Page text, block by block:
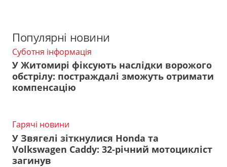
Популярні новини
Суботня інформація
У Житомирі фіксують наслідки ворожого
обстрілу: постраждалі зможуть отримати
компенсацію
Гарячі новини
У Звягелі зіткнулися Honda та
Volkswagen Caddy: 32-річний мотоцикліст
загинув